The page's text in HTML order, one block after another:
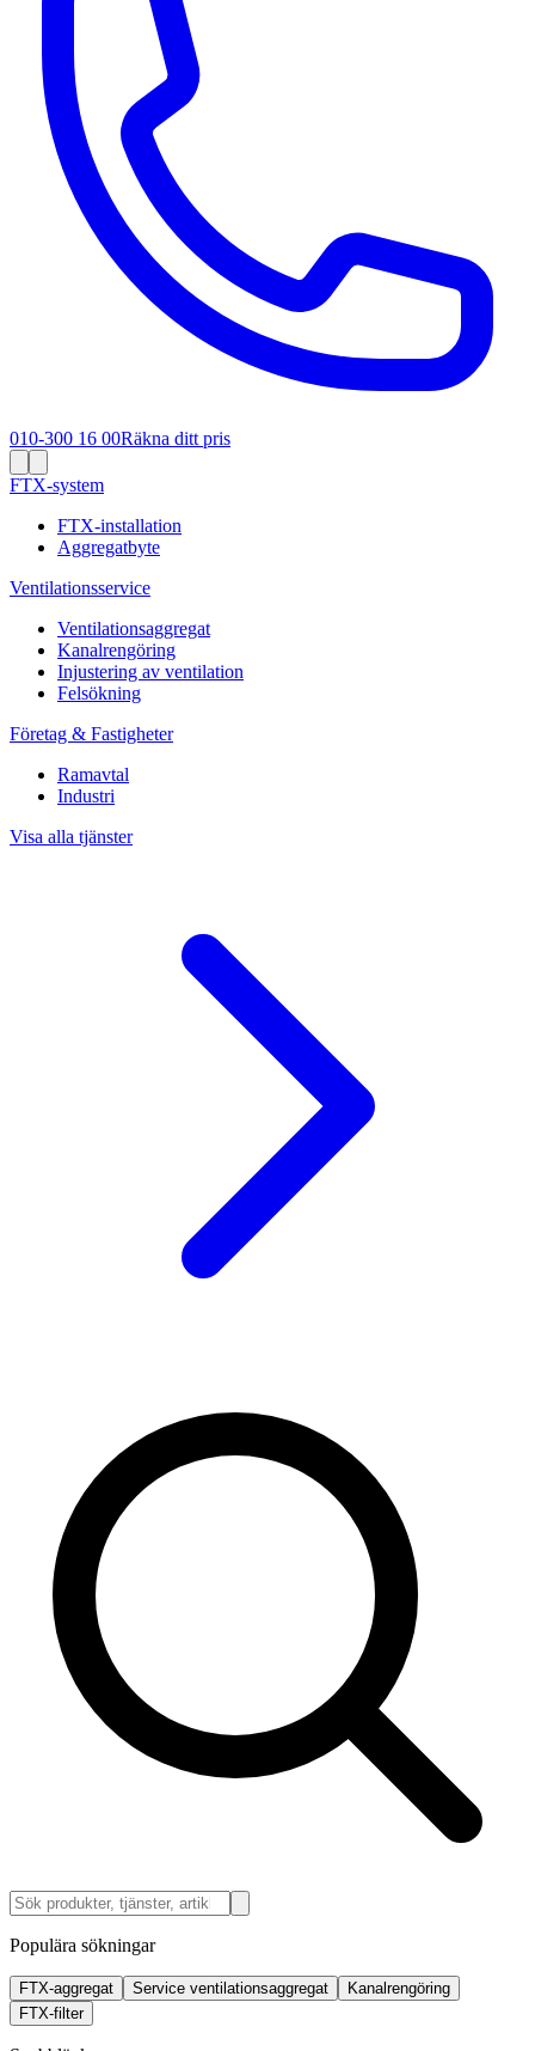
010-300 16 00Räkna ditt pris
FTX-system
FTX-installation
Aggregatbyte
Ventilationsservice
Ventilationsaggregat
Kanalrengöring
Injustering av ventilation
Felsökning
Företag & Fastigheter
Ramavtal
Industri
Visa alla tjänster
Populära sökningar
FTX-aggregat Service ventilationsaggregat
Kanalrengöring
FTX-filter